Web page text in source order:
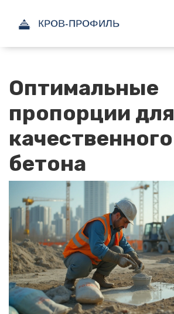
Оптимальные
пропорции для
качественного
бетона